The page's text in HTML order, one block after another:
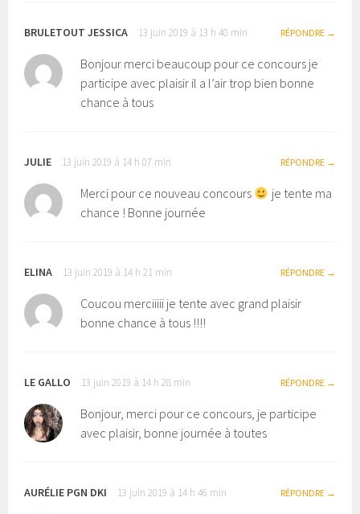
BRULETOUT JESSICA 13 juin 2019 à 13 h 40 min RÉPONDRE
Bonjour merci beaucoup pour ce concours je
participe avec plaisir il a l’air trop bien bonne
chance à tous
JULIE 13 juin 2019 à 14 h 07 min RÉPONDRE
Merci pour ce nouveau concours
je tente ma
chance ! Bonne journée
ELINA 13 juin 2019 à 14 h 21 min RÉPONDRE
Coucou merciiiii je tente avec grand plaisir
bonne chance à tous !!!!
LE GALLO 13 juin 2019 à 14 h 28 min RÉPONDRE
Bonjour, merci pour ce concours, je participe
avec plaisir, bonne journée à toutes
AURÉLIE PGN DKI 13 juin 2019 à 14 h 46 min RÉPONDRE